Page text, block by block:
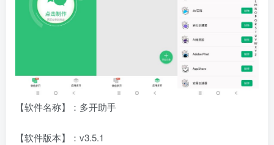
【软件名称】：多开助手
【软件版本】：v3.5.1